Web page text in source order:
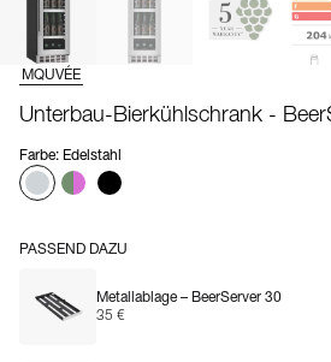
MQUVÉE
Unterbau-Bierkühlschrank -
Farbe: Edelstahl
PASSEND DAZU
Metallablage – BeerServer 30
35 €